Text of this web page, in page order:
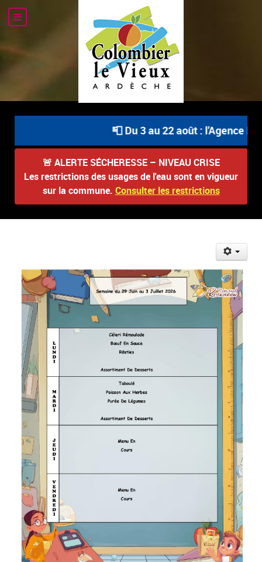
📮 Du 3 au 22 août : l'Agence
🚨 ALERTE SÉCHERESSE – NIVEAU CRISE
Les restrictions des usages de l'eau sont en vigueur
sur la commune. Consulter les restrictions